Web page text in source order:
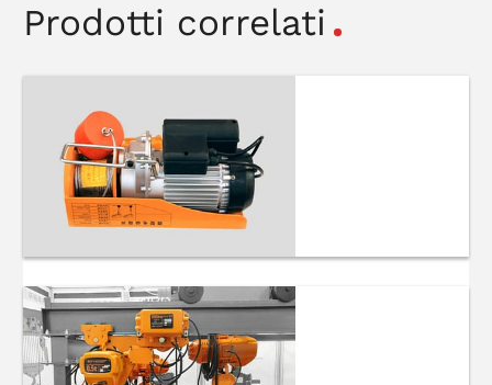
Prodotti correlati
Mini paranchi
elettrici